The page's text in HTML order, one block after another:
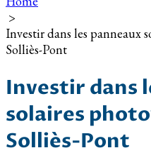
>
Investir dans les panneaux
Solliès-Pont
Investir dans
solaires
Solliès-Pont